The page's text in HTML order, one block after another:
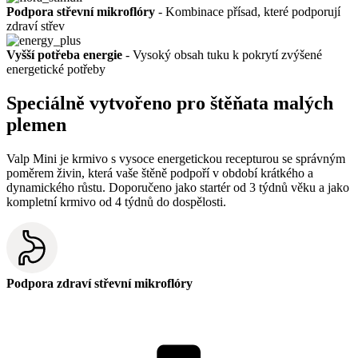
Podpora střevní mikroflóry - Kombinace přísad, které podporují
zdraví střev
Vyšší potřeba energie - Vysoký obsah tuku k pokrytí zvýšené
energetické potřeby
Speciálně vytvořeno pro štěňata malých
plemen
Valp Mini je krmivo s vysoce energetickou recepturou se správným
poměrem živin, která vaše štěně podpoří v období krátkého a
dynamického růstu. Doporučeno jako startér od 3 týdnů věku a jako
kompletní krmivo od 4 týdnů do dospělosti.
Podpora zdraví střevní mikroflóry